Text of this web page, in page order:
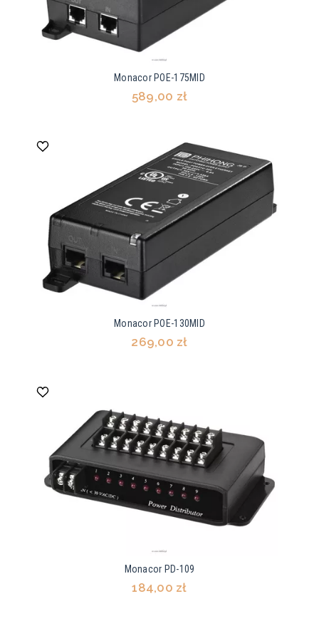
Monacor POE-175MID
589,00 zł
Monacor POE-130MID
269,00 zł
Monacor PD-109
184,00 zł